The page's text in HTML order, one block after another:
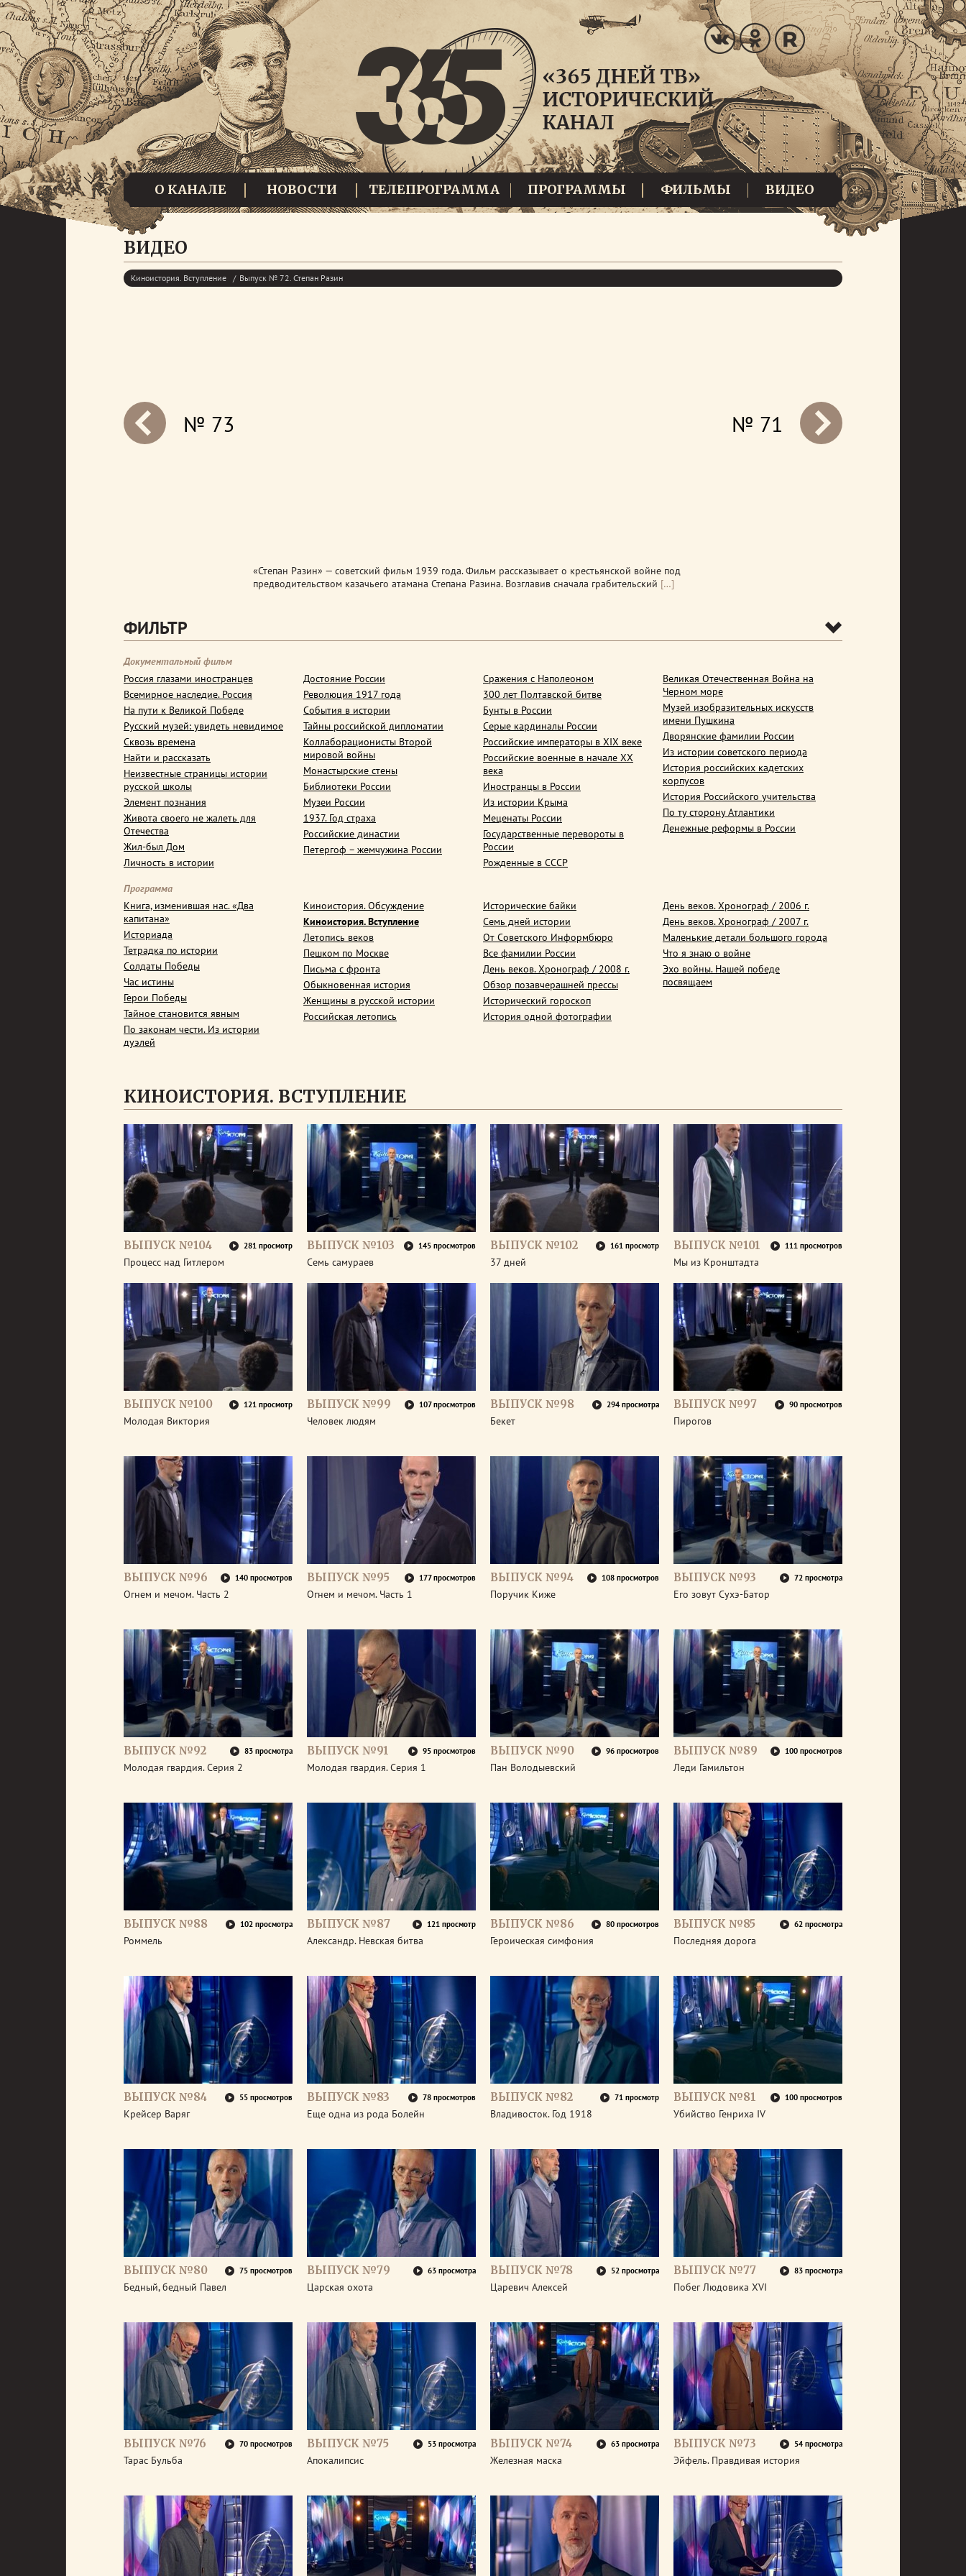
О КАНАЛЕ НОВОСТИ ТЕЛЕПРОГРАММА ПРОГРАММЫ ФИЛЬМЫ ВИДЕО
ВИДЕО
Киноистория. Вступление Выпуск № 72. Степан Разин
№ 71
№ 73
«Степан Разин» — советский фильм 1939 года. Фильм рассказывает о крестьянской войне под
предводительством казачьего атамана Степана Разина. Возглавив сначала грабительский […]
ФИЛЬТР
Документальный фильм
Россия глазами иностранцев
Всемирное наследие. Россия
На пути к Великой Победе
Русский музей: увидеть невидимое
Сквозь времена
Найти и рассказать
Неизвестные страницы истории
русской школы
Элемент познания
Живота своего не жалеть для
Отечества
Жил-был Дом
Личность в истории
Достояние России
Революция 1917 года
События в истории
Тайны российской дипломатии
Коллаборационисты Второй
мировой войны
Монастырские стены
Библиотеки России
Музеи России
1937. Год страха
Российские династии
Петергоф – жемчужина России
Сражения с Наполеоном
300 лет Полтавской битве
Бунты в России
Серые кардиналы России
Российские императоры в XIX веке
Российские военные в начале ХХ
века
Иностранцы в России
Из истории Крыма
Меценаты России
Государственные перевороты в
России
Рожденные в СССР
Великая Отечественная Война на
Черном море
Музей изобразительных искусств
имени Пушкина
Дворянские фамилии России
Из истории советского периода
История российских кадетских
корпусов
История Российского учительства
По ту сторону Атлантики
Денежные реформы в России
Программа
Книга, изменившая нас. «Два
капитана»
Историада
Тетрадка по истории
Солдаты Победы
Час истины
Герои Победы
Тайное становится явным
По законам чести. Из истории
дуэлей
Киноистория. Обсуждение
Киноистория. Вступление
Летопись веков
Пешком по Москве
Письма с фронта
Обыкновенная история
Женщины в русской истории
Российская летопись
Исторические байки
Семь дней истории
От Советского Информбюро
Все фамилии России
День веков. Хронограф / 2008 г.
Обзор позавчерашней прессы
Исторический гороскоп
История одной фотографии
День веков. Хронограф / 2006 г.
День веков. Хронограф / 2007 г.
Маленькие детали большого города
Что я знаю о войне
Эхо войны. Нашей победе
посвящаем
КИНОИСТОРИЯ. ВСТУПЛЕНИЕ
ВЫПУСК №104 281 просмотр
Процесс над Гитлером
ВЫПУСК №103 145 просмотров
Семь самураев
ВЫПУСК №102 161 просмотр
37 дней
ВЫПУСК №101 111 просмотров
Мы из Кронштадта
ВЫПУСК №100 121 просмотр
Молодая Виктория
ВЫПУСК №99 107 просмотров
Человек людям
ВЫПУСК №98 294 просмотра
Бекет
ВЫПУСК №97 90 просмотров
Пирогов
ВЫПУСК №96 140 просмотров
Огнем и мечом. Часть 2
ВЫПУСК №95 177 просмотров
Огнем и мечом. Часть 1
ВЫПУСК №94 108 просмотров
Поручик Киже
ВЫПУСК №93 72 просмотра
Его зовут Сухэ-Батор
ВЫПУСК №92 83 просмотра
Молодая гвардия. Серия 2
ВЫПУСК №91 95 просмотров
Молодая гвардия. Серия 1
ВЫПУСК №90 96 просмотров
Пан Володыевский
ВЫПУСК №89 100 просмотров
Леди Гамильтон
ВЫПУСК №88 102 просмотра
Роммель
ВЫПУСК №87 121 просмотр
Александр. Невская битва
ВЫПУСК №86 80 просмотров
Героическая симфония
ВЫПУСК №85 62 просмотра
Последняя дорога
ВЫПУСК №84 55 просмотров
Крейсер Варяг
ВЫПУСК №83 78 просмотров
Еще одна из рода Болейн
ВЫПУСК №82 71 просмотр
Владивосток. Год 1918
ВЫПУСК №81 100 просмотров
Убийство Генриха IV
ВЫПУСК №80 75 просмотров
Бедный, бедный Павел
ВЫПУСК №79 63 просмотра
Царская охота
ВЫПУСК №78 52 просмотра
Царевич Алексей
ВЫПУСК №77 83 просмотра
Побег Людовика XVI
ВЫПУСК №76 70 просмотров
Тарас Бульба
ВЫПУСК №75 53 просмотра
Апокалипсис
ВЫПУСК №74 63 просмотра
Железная маска
ВЫПУСК №73 54 просмотра
Эйфель. Правдивая история